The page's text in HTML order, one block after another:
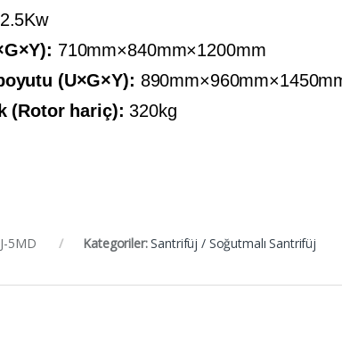
2.5Kw
710mm×840mm×1200mm
(U×G×Y):
(Rotor hariç):320kg
5MD Kategoriler:Santrifüj / Soğutmalı Santrifüj